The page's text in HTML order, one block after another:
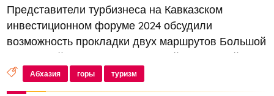
Представители турбизнеса на Кавказском
инвестиционном форуме 2024 обсудили
возможность прокладки двух маршрутов Большой
Кавказской тропы между Россией и Абхазией.
Планируется возрождение горного туризма в
России, в рамках которого будет создан проект...
Абхазия горы туризм